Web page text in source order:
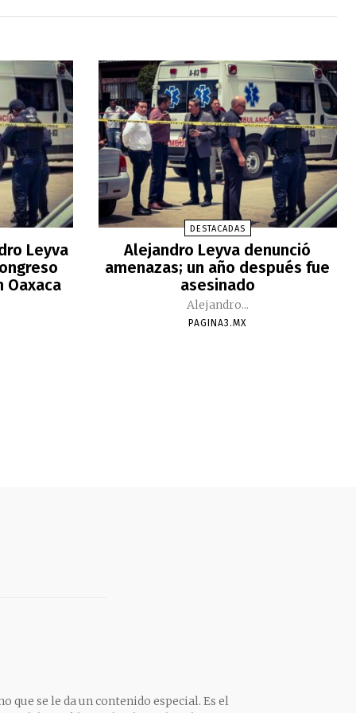
Leyva
Oaxaca
DESTACADAS
Alejandro Leyva denunció
amenazas; un año después fue
asesinado
Alejandro...
PAGINA3.MX
que se le da un contenido especial. Es el